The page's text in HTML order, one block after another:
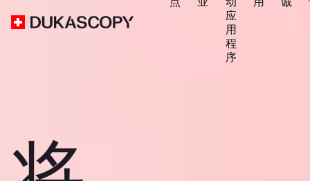
应
用
程
序